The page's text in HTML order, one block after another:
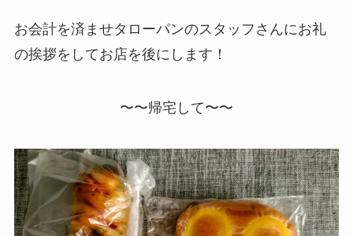
お会計を済ませタローパンのスタッフさんにお礼
の挨拶をしてお店を後にします！
〜〜帰宅して〜〜